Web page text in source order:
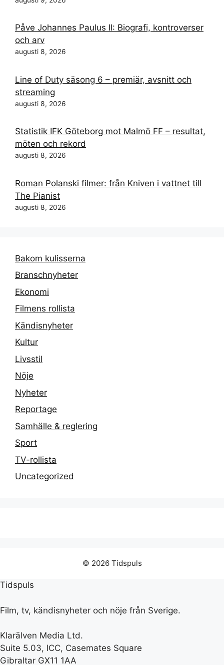
Påve Johannes Paulus II: Biografi, kontroverser
och arv
augusti 8, 2026
Line of Duty säsong 6 – premiär, avsnitt och
streaming
augusti 8, 2026
Statistik IFK Göteborg mot Malmö FF – resultat,
möten och rekord
augusti 8, 2026
Roman Polanski filmer: från Kniven i vattnet till
The Pianist
augusti 8, 2026
Bakom kulisserna
Branschnyheter
Ekonomi
Filmens rollista
Kändisnyheter
Kultur
Livsstil
Nöje
Nyheter
Reportage
Samhälle & reglering
Sport
TV-rollista
Uncategorized
© 2026 Tidspuls
Tidspuls
Film, tv, kändisnyheter och nöje från Sverige.
Klarälven Media Ltd.
Suite 5.03, ICC, Casemates Square
Gibraltar GX11 1AA